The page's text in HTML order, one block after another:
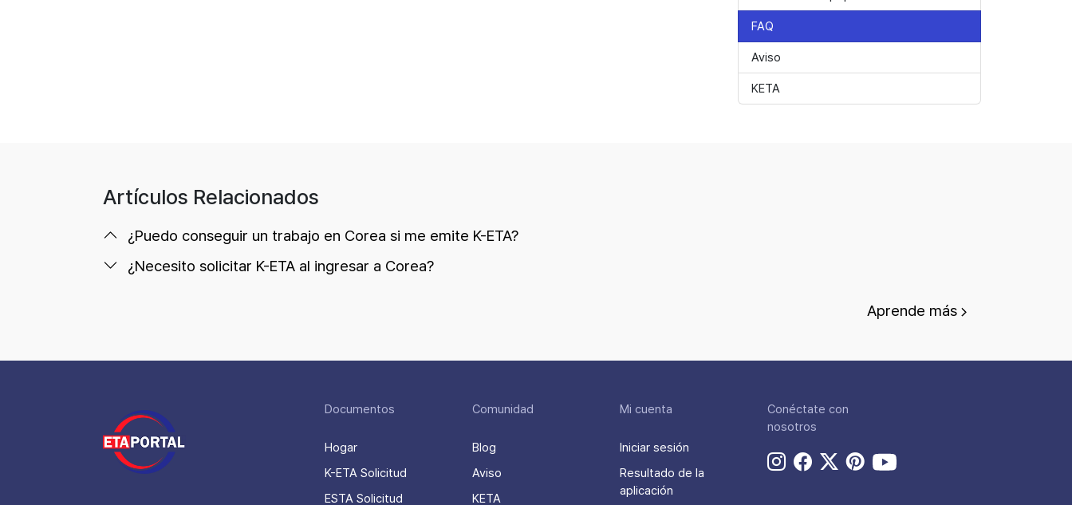
FAQ
Aviso
KETA
Artículos Relacionados
¿Puedo conseguir un trabajo en Corea si me emite K-ETA?
¿Necesito solicitar K-ETA al ingresar a Corea?
Aprende más
Documentos
Hogar
K-ETA Solicitud
ESTA Solicitud
Comunidad
Blog
Aviso
KETA
Mi cuenta
Iniciar sesión
Resultado de la
aplicación
Conéctate con
nosotros